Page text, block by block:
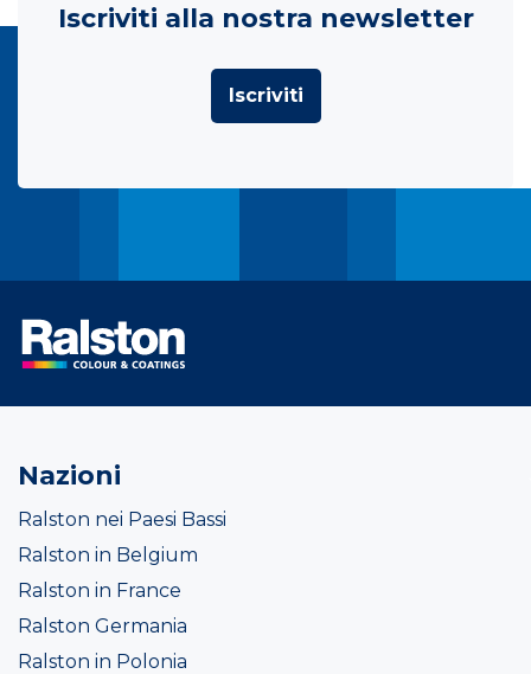
Iscriviti alla nostra newsletter
Iscriviti
Nazioni
Ralston nei Paesi Bassi
Ralston in Belgium
Ralston in France
Ralston Germania
Ralston in Polonia